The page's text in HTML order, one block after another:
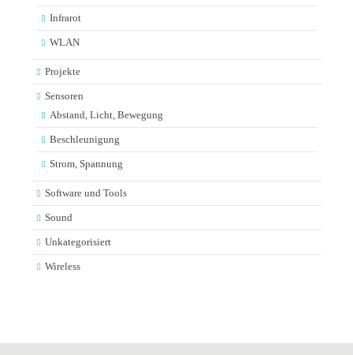
Infrarot
WLAN
Projekte
Sensoren
Abstand, Licht, Bewegung
Beschleunigung
Strom, Spannung
Software und Tools
Sound
Unkategorisiert
Wireless